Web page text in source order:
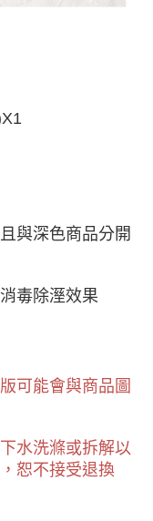
與深色商品分開
毒除溼效果
可能會與商品圖
水洗滌或拆解以
恕不接受退換